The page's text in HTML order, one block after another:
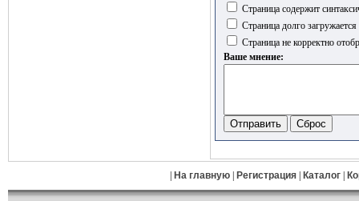
Страница содержит
Страница долго загружается
Страница не корректно
Ваше мнение:
На главную| Регистрация| Каталог|